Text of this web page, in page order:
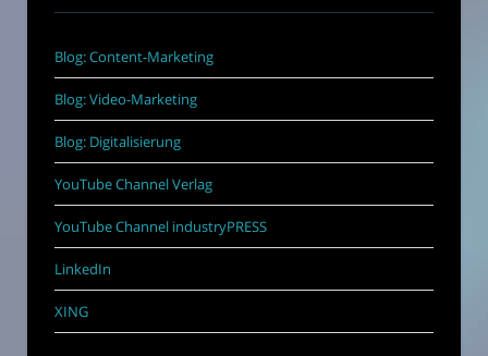
Blog: Content-Marketing
Blog: Video-Marketing
Blog: Digitalisierung
YouTube Channel Verlag
YouTube Channel industryPRESS
LinkedIn
XING